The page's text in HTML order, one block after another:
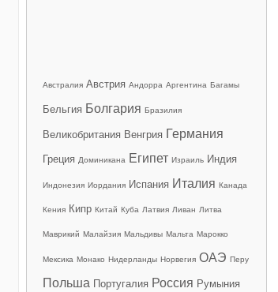
Австралия Австрия Андорра Аргентина Багамы
Бельгия Болгария Бразилия
Великобритания Венгрия Германия
Греция Доминикана Египет Израиль Индия
Индонезия Иордания Испания Италия Канада
Кения Кипр Китай Куба Латвия Ливан Литва
Маврикий Малайзия Мальдивы Мальта Марокко
Мексика Монако Нидерланды Норвегия ОАЭ Перу
Польша Португалия Россия Румыния